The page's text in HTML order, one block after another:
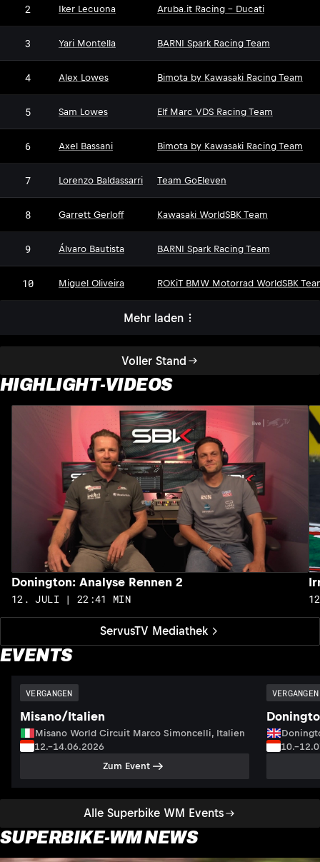
Voller Stand
2 Iker Lecuona Aruba.it Racing - Ducati
3 Yari Montella BARNI Spark Racing Team
4 Alex Lowes Bimota by Kawasaki Racing Team
5 Sam Lowes Elf Marc VDS Racing Team
6 Axel Bassani Bimota by Kawasaki Racing Team
7 Lorenzo Baldassarri Team GoEleven
8 Garrett Gerloff Kawasaki WorldSBK Team
9 Álvaro Bautista BARNI Spark Racing Team
10 Miguel Oliveira ROKiT BMW Motorrad WorldSBK
Mehr laden
HIGHLIGHT-VIDEOS
ServusTV Mediathek
Donington: Analyse Rennen 2
12. JULI | 22:41 MIN
EVENTS
Alle Superbike WM Events
VERGANGEN
Misano/Italien
Misano World Circuit Marco Simoncelli, Italien
12.–14.06.2026
Zum Event
VERGANGEN
SUPERBIKE-WM NEWS